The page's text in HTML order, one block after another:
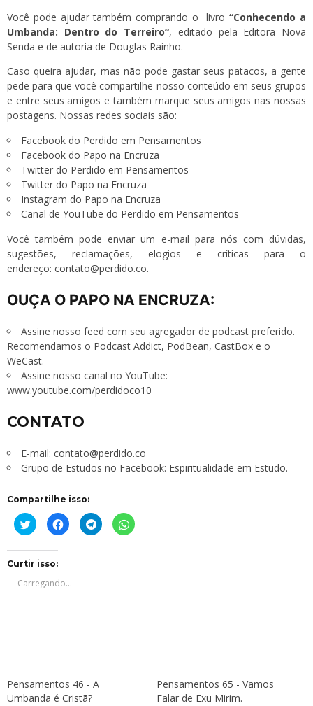
Você pode ajudar também comprando o livro“Conhecendo a
Umbanda: Dentro do Terreiro“, editado pela Editora Nova
Senda e de autoria de Douglas Rainho.
Caso queira ajudar, mas não pode gastar seus patacos, a gente
pede para que você compartilhe nosso conteúdo em seus grupos
e entre seus amigos e também marque seus amigos nas nossas
postagens. Nossas redes sociais são:
Facebook do Perdido em Pensamentos
Facebook do Papo na Encruza
Twitter do Perdido em Pensamentos
Twitter do Papo na Encruza
Instagram do Papo na Encruza
Canal de YouTube do Perdido em Pensamentos
Você também pode enviar um e-mail para nós com dúvidas,
sugestões, reclamações, elogios e críticas para o
endereço: contato@perdido.co.
OUÇA O PAPO NA ENCRUZA:
Assine nosso feed com seu agregador de podcast preferido.
Recomendamos o Podcast Addict, PodBean, CastBox e o
WeCast.
Assine nosso canal no YouTube:
www.youtube.com/perdidoco10
CONTATO
E-mail: contato@perdido.co
Grupo de Estudos no Facebook: Espiritualidade em Estudo.
Compartilhe isso:
Clique
para
compartilhar
em
janela)
Clique
para
compartilhar
janela)
Clique
para
compartilhar
Clique
para
Curtir isso:
Carregando...
Pensamentos 46 - A
Umbanda é Cristã?
Pensamentos 65 - Vamos
Falar de Exu Mirim.